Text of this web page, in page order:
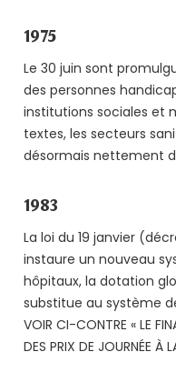
1975
Le 30 juin sont
des personnes
institutions sociales et
textes, les secteurs
désormais nettement
1983
La loi du 19 janvier
instaure un nouveau
hôpitaux, la dotation
substitue au système
VOIR CI-CONTRE « LE
DES PRIX DE JOURNÉE À